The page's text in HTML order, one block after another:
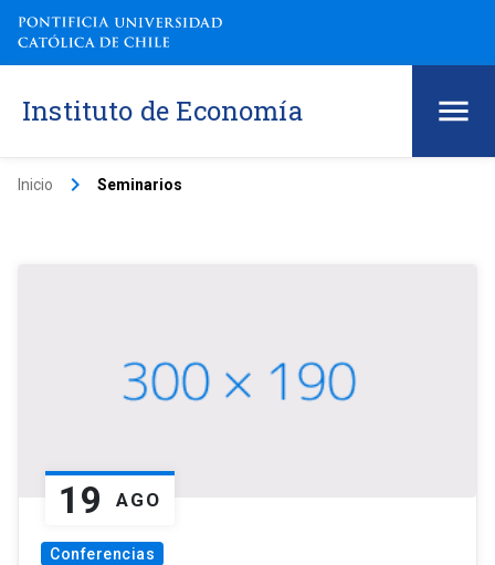
Instituto de Economía
Inicio keyboard_arrow_right Seminarios
19 AGO
Conferencias